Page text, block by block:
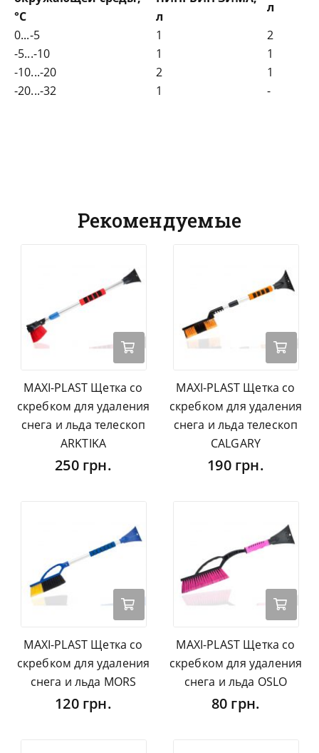
°С
л
л
0...-5
1
2
-5...-10
1
1
-10...-20
2
1
-20...-32
1 -
Рекомендуемые
MAXI-PLAST Щетка со
скребком для удаления
снега и льда телескоп
ARKTIKA
250 грн.
MAXI-PLAST Щетка со
скребком для удаления
снега и льда телескоп
CALGARY
190 грн.
MAXI-PLAST Щетка со
скребком для удаления
снега и льда MORS
120 грн.
MAXI-PLAST Щетка со
скребком для удаления
снега и льда OSLO
80 грн.